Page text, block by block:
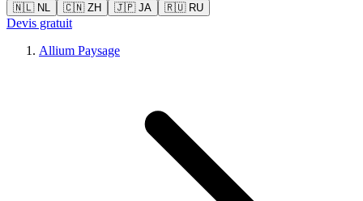
🇳🇱 NL 🇨🇳 ZH 🇯🇵 JA 🇷🇺 RU
Devis gratuit
Allium Paysage